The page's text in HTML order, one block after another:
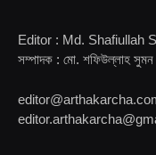
Editor : Md. Shafiullah
সম্পাদক : মো. শফিউল্লাহ সুমন